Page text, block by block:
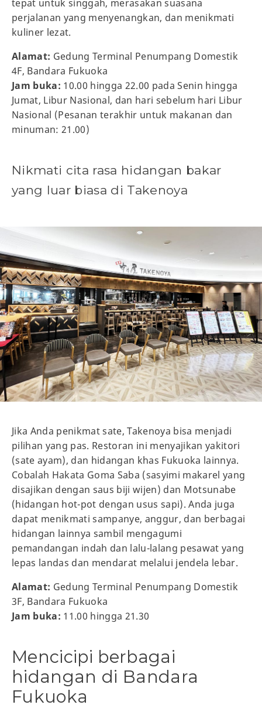
tepat untuk singgah, merasakan suasana
perjalanan yang menyenangkan, dan menikmati
kuliner lezat.
Alamat: Gedung Terminal Penumpang Domestik
4F, Bandara Fukuoka
Jam buka: 10.00 hingga 22.00 pada Senin hingga
Jumat, Libur Nasional, dan hari sebelum hari Libur
Nasional (Pesanan terakhir untuk makanan dan
minuman: 21.00)
Nikmati cita rasa hidangan bakar
yang luar biasa di Takenoya
Jika Anda penikmat sate, Takenoya bisa menjadi
pilihan yang pas. Restoran ini menyajikan yakitori
(sate ayam), dan hidangan khas Fukuoka lainnya.
Cobalah Hakata Goma Saba (sasyimi makarel yang
disajikan dengan saus biji wijen) dan Motsunabe
(hidangan hot-pot dengan usus sapi). Anda juga
dapat menikmati sampanye, anggur, dan berbagai
hidangan lainnya sambil mengagumi
pemandangan indah dan lalu-lalang pesawat yang
lepas landas dan mendarat melalui jendela lebar.
Alamat: Gedung Terminal Penumpang Domestik
3F, Bandara Fukuoka
Jam buka: 11.00 hingga 21.30
Mencicipi berbagai
hidangan di Bandara
Fukuoka